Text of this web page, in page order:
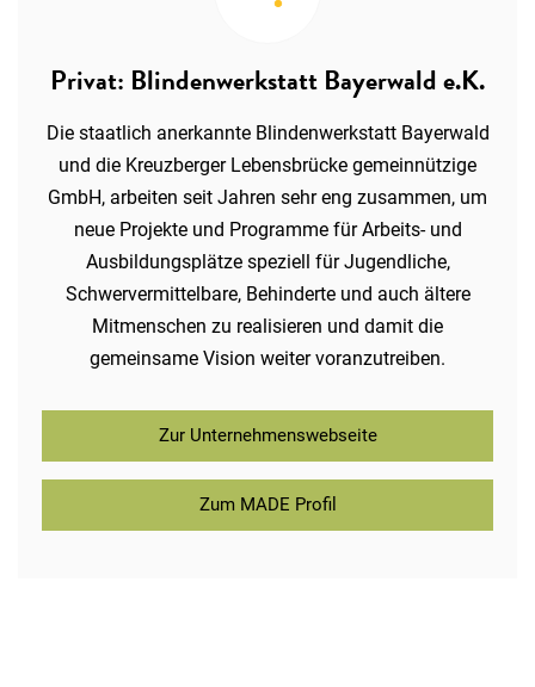
Privat: Blindenwerkstatt Bayerwald e.K.
Die staatlich anerkannte Blindenwerkstatt Bayerwald
und die Kreuzberger Lebensbrücke gemeinnützige
GmbH, arbeiten seit Jahren sehr eng zusammen, um
neue Projekte und Programme für Arbeits- und
Ausbildungsplätze speziell für Jugendliche,
Schwervermittelbare, Behinderte und auch ältere
Mitmenschen zu realisieren und damit die
gemeinsame Vision weiter voranzutreiben.
Zur Unternehmenswebseite
Zum MADE Profil